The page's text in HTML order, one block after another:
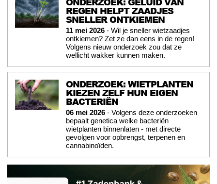
REGEN HELPT ZAADJES
SNELLER ONTKIEMEN
11 mei 2026 - Wil je sneller wietzaadjes
ontkiemen? Zet ze dan eens in de regen!
Volgens nieuw onderzoek zou dat ze
wellicht wakker kunnen maken.
ONDERZOEK: WIETPLANTEN
KIEZEN ZELF HUN EIGEN
BACTERIËN
06 mei 2026 - Volgens deze onderzoeken
bepaalt genetica welke bacteriën
wietplanten binnenlaten - met directe
gevolgen voor opbrengst, terpenen en
cannabinoïden.